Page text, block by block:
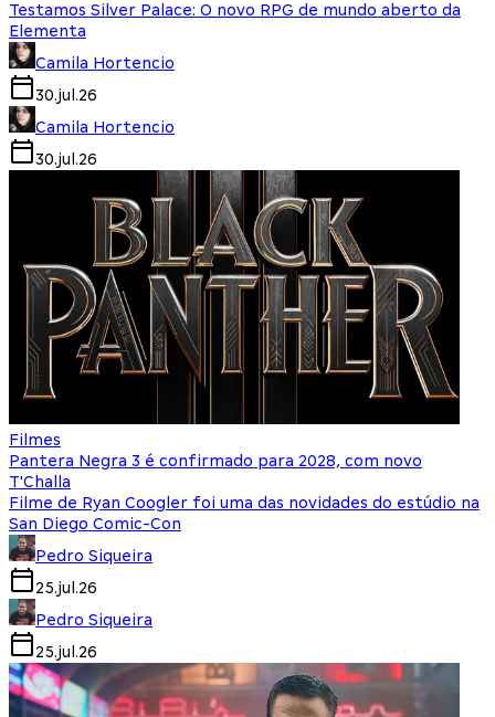
Testamos Silver Palace: O novo RPG de mundo aberto da
Elementa
Camila Hortencio
30.jul.26
Camila Hortencio
30.jul.26
Filmes
Pantera Negra 3 é confirmado para 2028, com novo
T'Challa
Filme de Ryan Coogler foi uma das novidades do estúdio na
San Diego Comic-Con
Pedro Siqueira
25.jul.26
Pedro Siqueira
25.jul.26